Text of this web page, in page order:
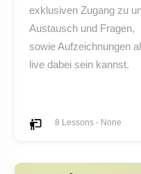
exklusiven Zugang zu
Austausch und Fragen,
sowie Aufzeichnungen
live dabei sein kannst.
8 Lessons - None